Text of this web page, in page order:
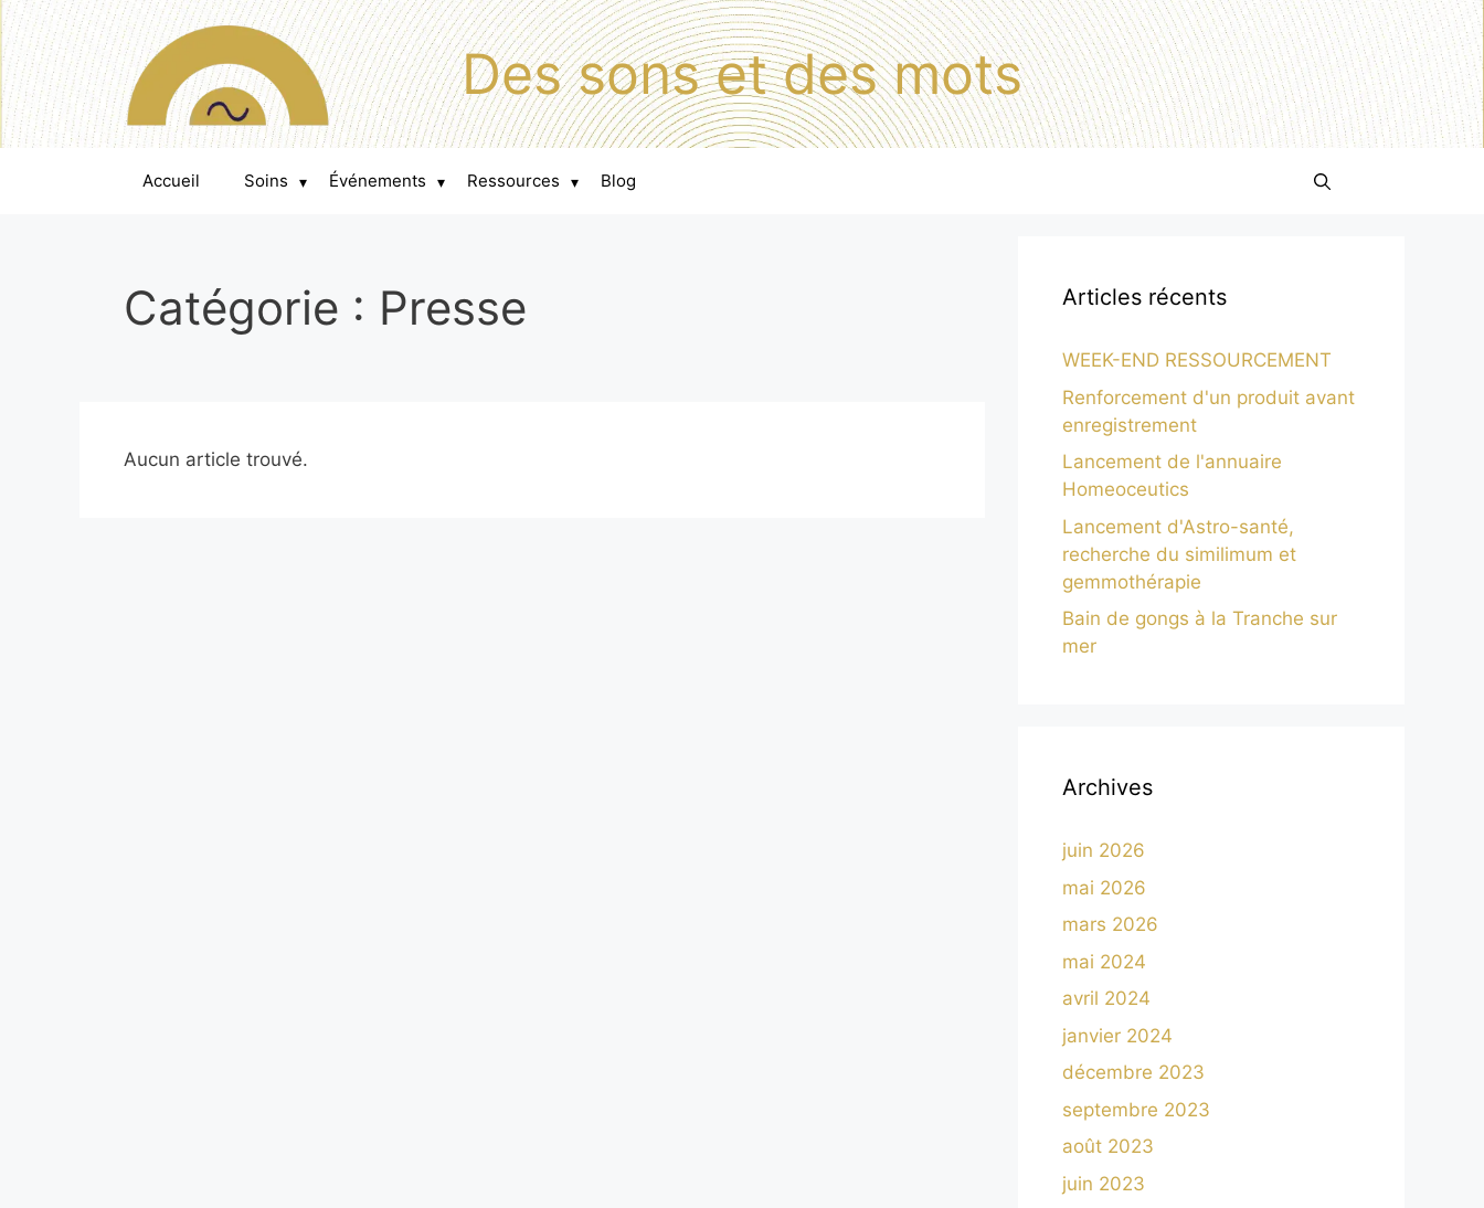
Des sons et des mots
Accueil Soins ▾ Événements ▾ Ressources ▾ Blog
Catégorie : Presse
Aucun article trouvé.
Articles récents
WEEK-END RESSOURCEMENT
Renforcement d'un produit avant
enregistrement
Lancement de l'annuaire
Homeoceutics
Lancement d'Astro-santé,
recherche du similimum et
gemmothérapie
Bain de gongs à la Tranche sur
mer
Archives
juin 2026
mai 2026
mars 2026
mai 2024
avril 2024
janvier 2024
décembre 2023
septembre 2023
août 2023
juin 2023